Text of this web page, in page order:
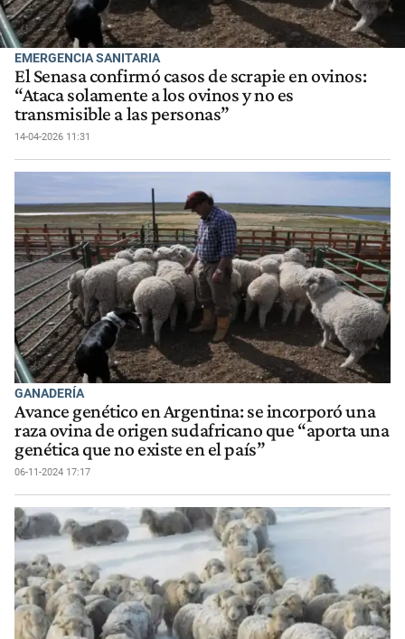
EMERGENCIA SANITARIA
El Senasa confirmó casos de scrapie en ovinos:
“Ataca solamente a los ovinos y no es
transmisible a las personas”
14-04-2026 11:31
GANADERÍA
Avance genético en Argentina: se incorporó una
raza ovina de origen sudafricano que “aporta una
genética que no existe en el país”
06-11-2024 17:17